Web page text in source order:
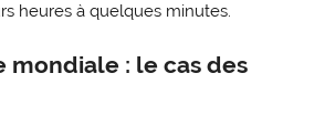
heures à quelques minutes.
mondiale : le cas des